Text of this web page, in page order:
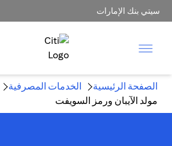
سيتي بنك الإمارات
الصفحة الرئيسية
الخدمات المصرفية
مولد الآيبان ورمز السويفت